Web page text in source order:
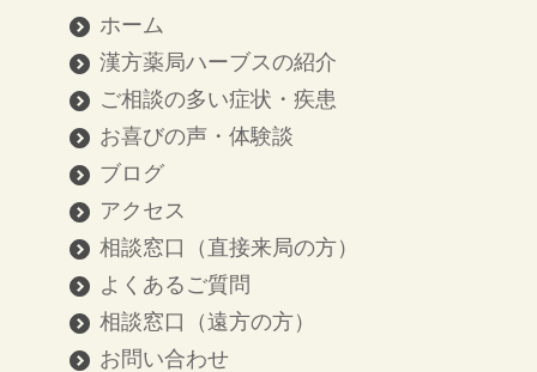
ホーム
漢方薬局ハーブスの紹介
ご相談の多い症状・疾患
お喜びの声・体験談
ブログ
アクセス
相談窓口（直接来局の方）
よくあるご質問
相談窓口（遠方の方）
お問い合わせ